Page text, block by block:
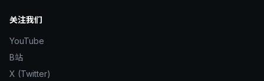
关注我们
YouTube
B站
X (Twitter)